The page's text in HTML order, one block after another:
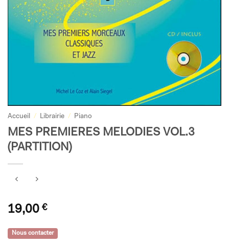
Accueil / Librairie / Piano
MES PREMIERES MELODIES VOL.3
(PARTITION)
19,00 €
Nous contacter